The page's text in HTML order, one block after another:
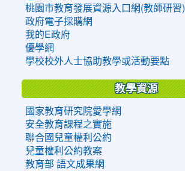
桃園市教育發展資源入口網(教師研習)
政府電子採購網
我的E政府
優學網
學校校外人士協助教學或活動要點
教學資源
國家教育研究院愛學網
安全教育課程之實施
聯合國兒童權利公約
兒童權利公約教案
教育部 語文成果網